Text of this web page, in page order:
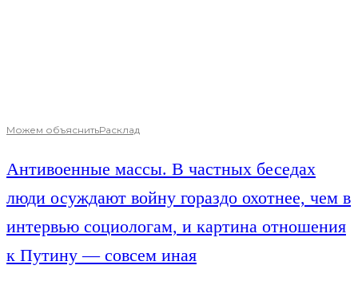
Можем объяснитьРасклад
Антивоенные массы. В частных беседах
люди осуждают войну гораздо охотнее, чем в
интервью социологам, и картина отношения
к Путину — совсем иная